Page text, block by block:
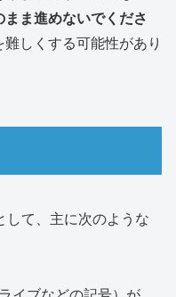
ま進めないでくださ
しくする可能性があり
て、主に次のような